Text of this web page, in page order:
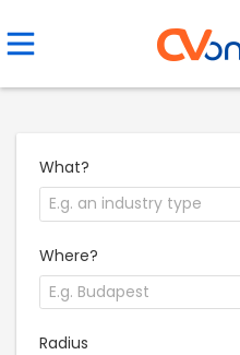
What?
Where?
Radius